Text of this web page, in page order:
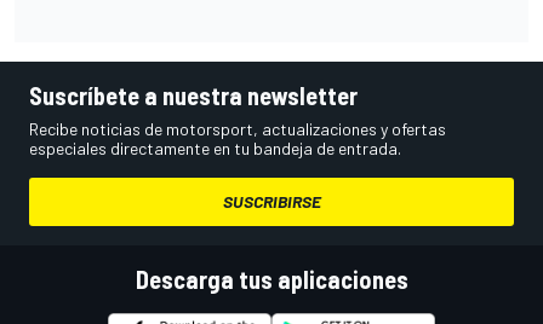
Suscríbete a nuestra newsletter
Recibe noticias de motorsport, actualizaciones y ofertas
especiales directamente en tu bandeja de entrada.
SUSCRIBIRSE
Descarga tus aplicaciones